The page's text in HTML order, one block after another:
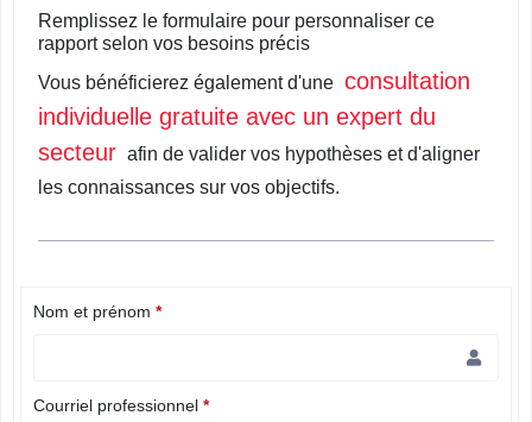
Remplissez le formulaire pour personnaliser ce
rapport selon vos besoins précis
Vous bénéficierez également d'une consultation
individuelle gratuite avec un expert du
secteur afin de valider vos hypothèses et d'aligner
les connaissances sur vos objectifs.
Nom et prénom *
Courriel professionnel *